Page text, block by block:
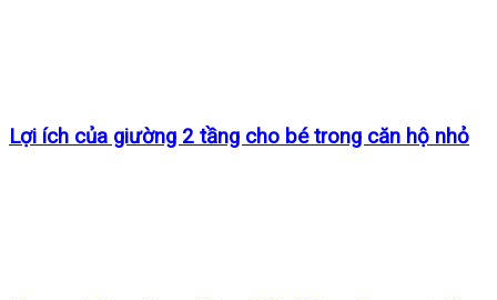
Lợi ích của giường 2 tầng cho bé trong căn hộ nhỏ